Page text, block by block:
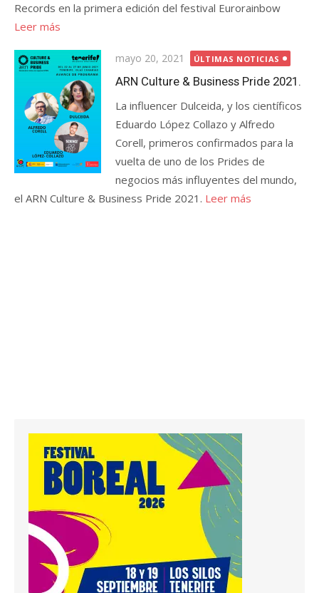
Records en la primera edición del festival Eurorainbow
Leer más
Publicada
el
mayo 20, 2021 ÚLTIMAS NOTICIAS
ARN Culture & Business Pride 2021.
La influencer Dulceida, y los científicos
Eduardo López Collazo y Alfredo
Corell, primeros confirmados para la
vuelta de uno de los Prides de
negocios más influyentes del mundo,
el ARN Culture & Business Pride 2021. Leer más